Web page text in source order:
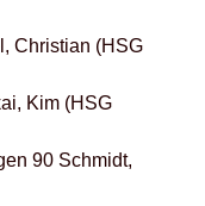
(HSG
Kim (HSG
90 Schmidt,